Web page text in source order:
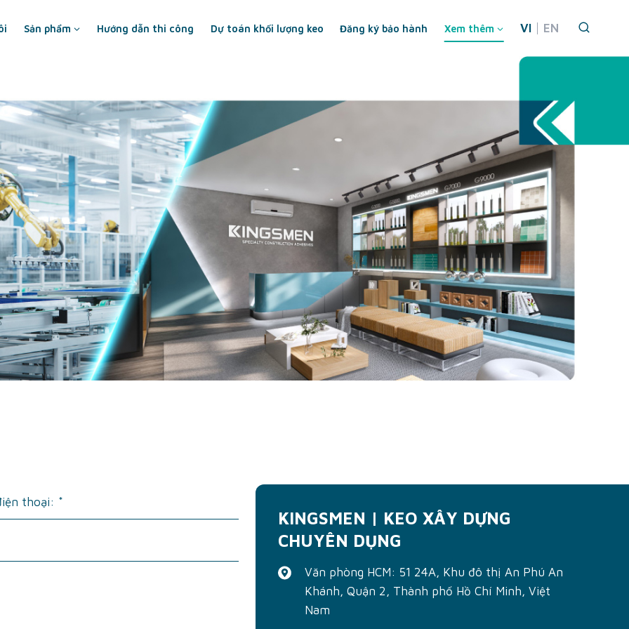
Sản phẩm Hướng dẫn thi công Dự toán khối lượng keo Đăng ký bảo hành Xem thêm VI EN
KINGSMEN | KEO XÂY DỰNG
CHUYÊN DỤNG
Văn phòng HCM: 51 24A, Khu đô thị An Phú An
Khánh, Quận 2, Thành phố Hồ Chí Minh, Việt
Nam